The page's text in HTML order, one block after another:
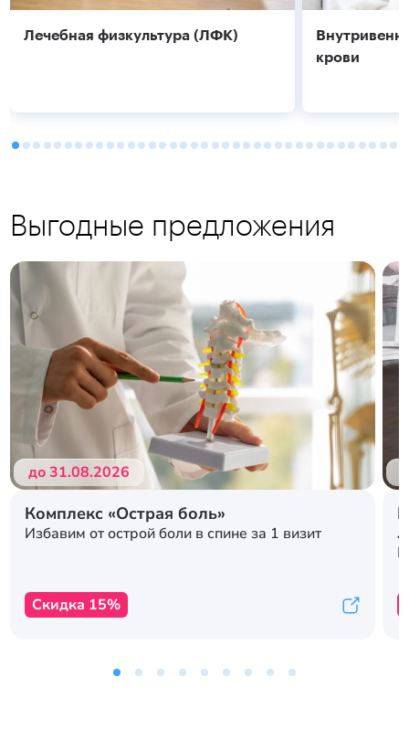
Лечебная физкультура (ЛФК)
Подробнее
крови
Подробнее
Выгодные предложения
до 31.08.2026
Комплекс «Острая боль»
Избавим от острой боли в спине за 1 визит
Скидка 15%